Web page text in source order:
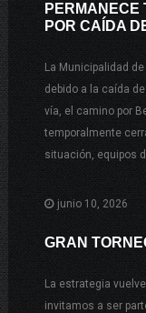
PERMANECE
POR CAÍDA
La Municipalidad
debido a la caída
vía, el camino por
temporalmente
situación, equipos
junio 10, 2026
GRAN
La estrategia
invitamos a ser